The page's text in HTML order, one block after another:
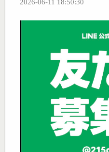
2026-06-11 18:50:30